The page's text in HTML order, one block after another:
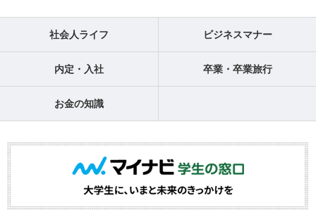
社会人ライフ ビジネスマナー
内定・入社 卒業・卒業旅行
お金の知識